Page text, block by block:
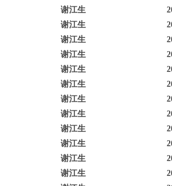
谢江生
谢江生
谢江生
谢江生
谢江生
谢江生
谢江生
谢江生
谢江生
谢江生
谢江生
谢江生